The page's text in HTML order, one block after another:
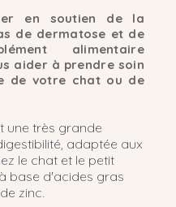
en soutien de la
de dermatose et de
alimentaire
aider à prendre soin
de votre chat ou de
une très grande
adaptée aux
le chat et le petit
base d'acides gras
zinc.